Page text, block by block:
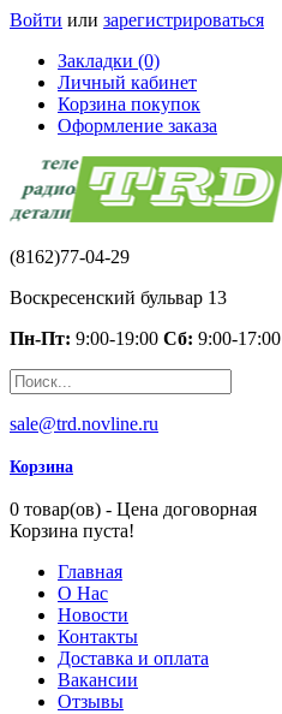
Войти или зарегистрироваться
Закладки (0)
Личный кабинет
Корзина покупок
Оформление заказа
(8162)77-04-29
Воскресенский бульвар 13
Пн-Пт: 9:00-19:00 Сб: 9:00-17:00
sale@trd.novline.ru
Корзина
0 товар(ов) - Цена договорная
Корзина пуста!
Главная
О Нас
Новости
Контакты
Доставка и оплата
Вакансии
Отзывы